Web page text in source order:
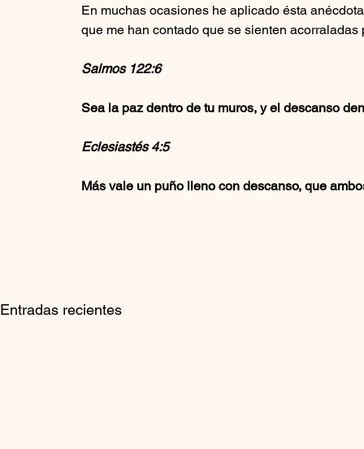
En muchas ocasiones he aplicado ésta
que me han contado que se sienten
Salmos 122:6
Sea la paz dentro de tu muros, y el descanso
Eclesiastés 4:5
Más vale un puño lleno con descanso, que
Entradas recientes